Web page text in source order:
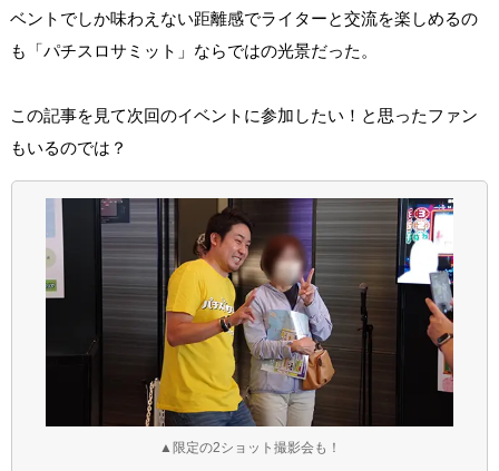
ベントでしか味わえない距離感でライターと交流を楽しめるの
も「パチスロサミット」ならではの光景だった。
この記事を見て次回のイベントに参加したい！と思ったファン
もいるのでは？
▲限定の2ショット撮影会も！